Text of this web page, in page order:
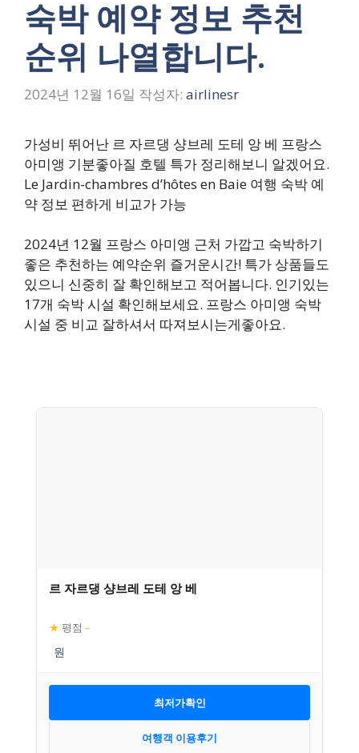
숙박 예약 정보 추천
순위 나열합니다.
2024년 12월 16일 작성자: airlinesr
가성비 뛰어난 르 자르댕 샹브레 도테 앙 베 프랑스
아미앵 기분좋아질 호텔 특가 정리해보니 알겠어요.
Le Jardin-chambres d’hôtes en Baie 여행 숙박 예
약 정보 편하게 비교가 가능
2024년 12월 프랑스 아미앵 근처 가깝고 숙박하기
좋은 추천하는 예약순위 즐거운시간! 특가 상품들도
있으니 신중히 잘 확인해보고 적어봅니다. 인기있는
17개 숙박 시설 확인해보세요. 프랑스 아미앵 숙박
시설 중 비교 잘하셔서 따져보시는게좋아요.
르 자르댕 샹브레 도테 앙 베
★ 평점 –
최저가확인
여행객 이용후기